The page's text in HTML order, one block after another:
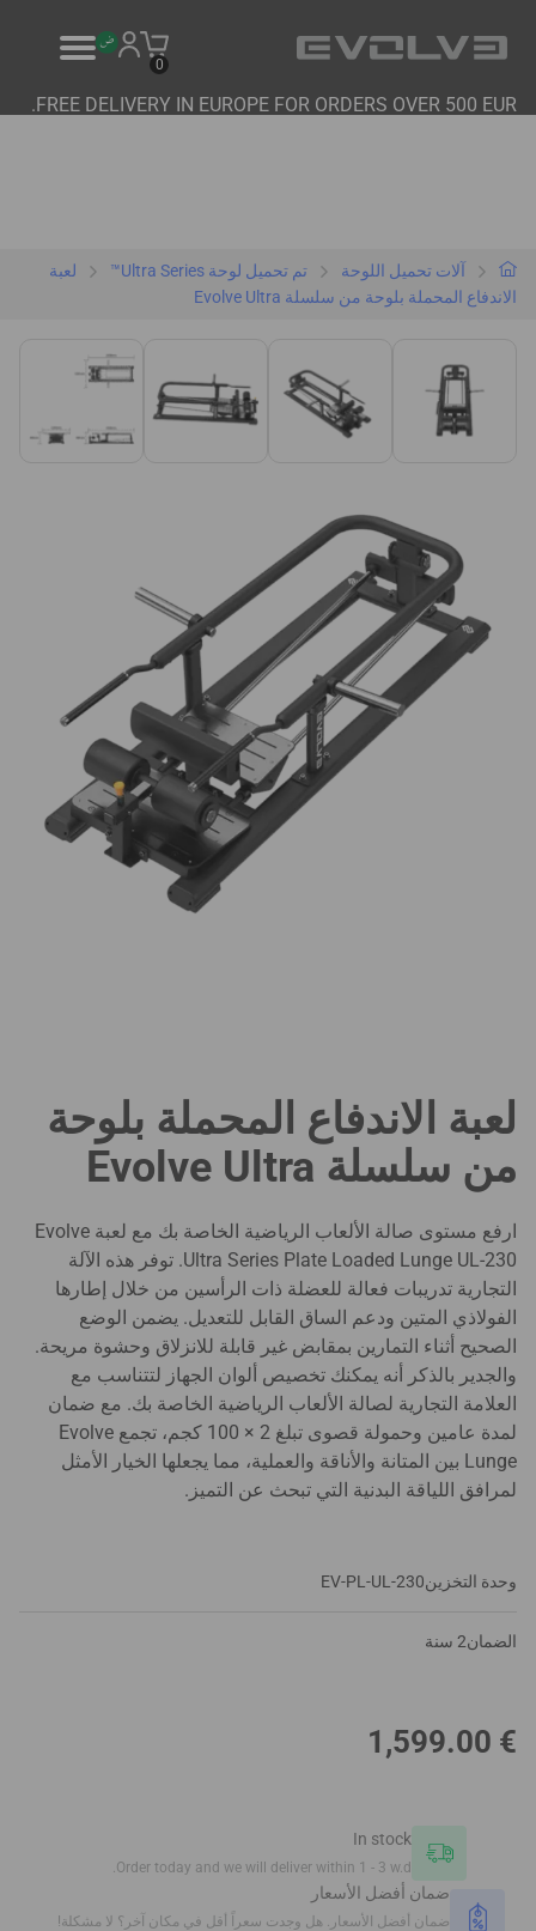
0
FREE DELIVERY IN EUROPE FOR ORDERS OVER 500 EUR.
آلات تحميل اللوحة تم تحميل لوحة Ultra Series™
لعبة
الاندفاع المحملة بلوحة من سلسلة Evolve Ultra
لعبة الاندفاع المحملة بلوحة
من سلسلة Evolve Ultra
ارفع مستوى صالة الألعاب الرياضية الخاصة بك مع لعبة Evolve
Ultra Series Plate Loaded Lunge UL-230. توفر هذه الآلة
التجارية تدريبات فعالة للعضلة ذات الرأسين من خلال إطارها
الفولاذي المتين ودعم الساق القابل للتعديل. يضمن الوضع
الصحيح أثناء التمارين بمقابض غير قابلة للانزلاق وحشوة مريحة.
والجدير بالذكر أنه يمكنك تخصيص ألوان الجهاز لتتناسب مع
العلامة التجارية لصالة الألعاب الرياضية الخاصة بك. مع ضمان
لمدة عامين وحمولة قصوى تبلغ 2 × 100 كجم، تجمع Evolve
Lunge بين المتانة والأناقة والعملية، مما يجعلها الخيار الأمثل
لمرافق اللياقة البدنية التي تبحث عن التميز.
وحدة التخزينEV-PL-UL-230
الضمان2 سنة
1,599.00 €
In stock
Order today and we will deliver within 1 - 3 w.d.
ضمان أفضل الأسعار
ضمان أفضل الأسعار. هل وجدت سعراً أقل في مكان آخر؟ لا مشكلة!